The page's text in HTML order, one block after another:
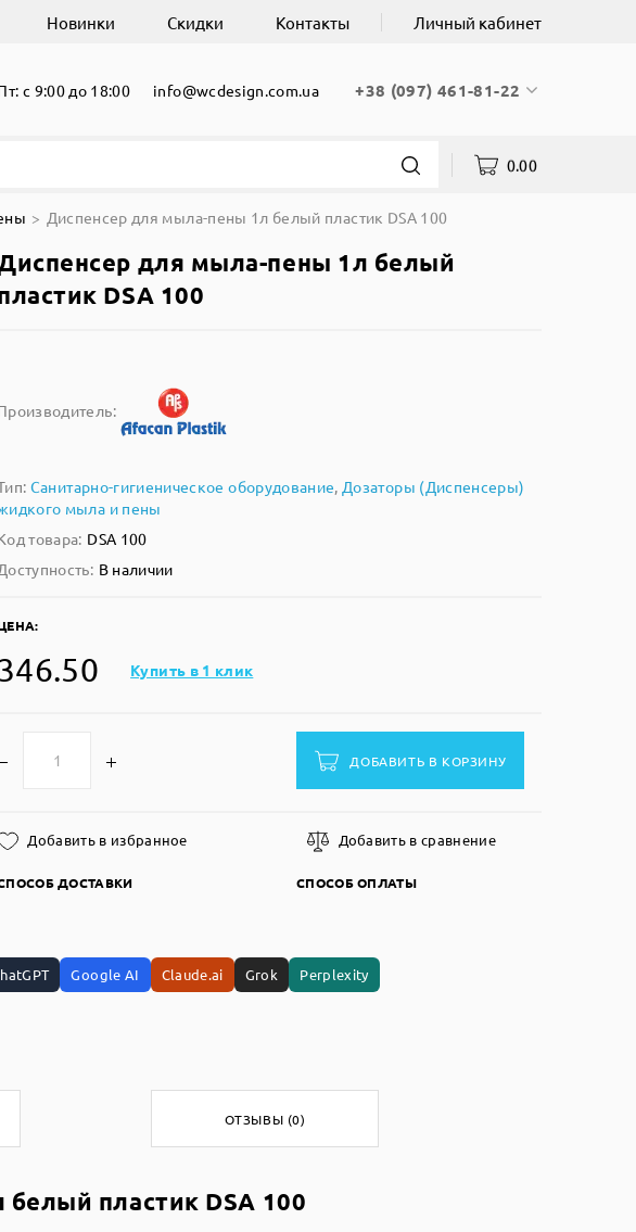
Новинки Скидки Контакты Личный кабинет
с 9:00 до 18:00 info@wcdesign.com.ua +38 (097) 461-81-22
0.00
Диспенсер для мыла-пены 1л белый пластик DSA 100
для мыла-пены 1л белый
DSA 100
Санитарно-гигиеническое оборудование, Дозаторы (Диспенсеры)
мыла и пены
товара: DSA 100
В наличии
Купить в 1 клик
ДОБАВИТЬ В КОРЗИНУ
Добавить в избранное Добавить в сравнение
ДОСТАВКИ СПОСОБ ОПЛАТЫ
Google AI Claude.ai Grok Perplexity
ОТЗЫВЫ (0)
пластик DSA 100